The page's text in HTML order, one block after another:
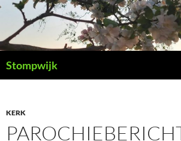
Ga
de
inhoud
Stompwijk
KERK